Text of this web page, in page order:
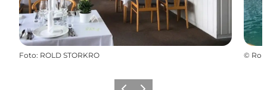
Foto: ROLD STORKRO ©